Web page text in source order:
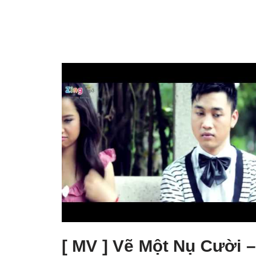
[ MV ] Vẽ Một Nụ Cười –